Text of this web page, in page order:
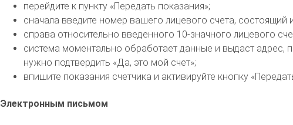
перейдите к пункту «Передать показания»;
сначала введите номер вашего лицевого счета, состоящий
справа относительно введенного 10-значного лицевого
система моментально обработает данные и выдаст адрес,
нужно подтвердить «Да, это мой счет»;
впишите показания счетчика и активируйте кнопку
Электронным письмом